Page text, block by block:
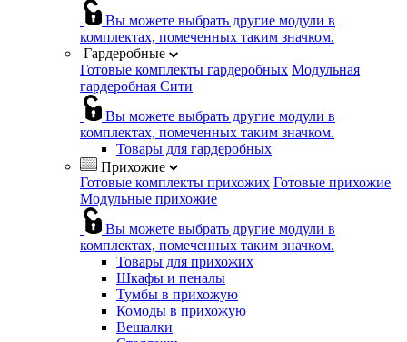
Вы можете выбрать другие модули в
комплектах, помеченных таким значком.
Гардеробные
Готовые комплекты гардеробных Модульная
гардеробная Сити
Вы можете выбрать другие модули в
комплектах, помеченных таким значком.
Товары для гардеробных
Прихожие
Готовые комплекты прихожих Готовые прихожие
Модульные прихожие
Вы можете выбрать другие модули в
комплектах, помеченных таким значком.
Товары для прихожих
Шкафы и пеналы
Тумбы в прихожую
Комоды в прихожую
Вешалки